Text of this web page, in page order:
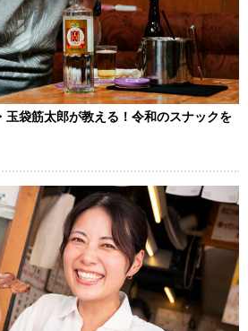
玉袋筋太郎が教える！令和のスナックを